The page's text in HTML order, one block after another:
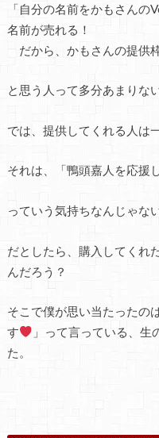
「自分の名前をかもさん
名前が売れる！
だから、かもさんの提供
と思う人って多分あまりな
では、提供してくれる人は
それは、「鴨頭嘉人を応援
っていう気持ちなんじゃな
だとしたら、購入してくれ
んだろう？
そこで僕が思い当たったの
す
」って言っている、生
た。